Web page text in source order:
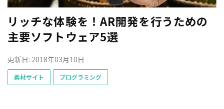
リッチな体験を！AR開発を行うための
主要ソフトウェア5選
更新日: 2018年03月10日
素材サイト プログラミング